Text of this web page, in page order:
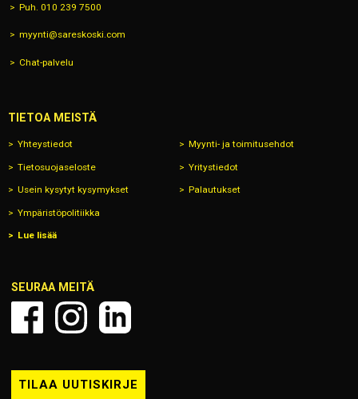
Puh. 010 239 7500
myynti@sareskoski.com
Chat-palvelu
TIETOA MEISTÄ
Yhteystiedot Myynti- ja toimitusehdot
Tietosuojaseloste Yritystiedot
Usein kysytyt kysymykset Palautukset
Ympäristöpolitiikka
Lue lisää
SEURAA MEITÄ
TILAA UUTISKIRJE